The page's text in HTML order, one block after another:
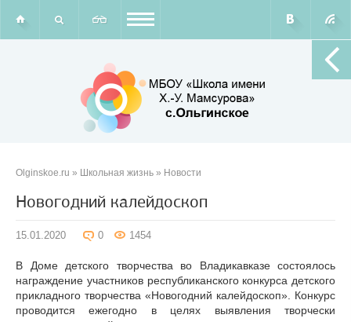
Olginskoe.ru » Школьная жизнь » Новости
Новогодний калейдоскоп
15.01.2020 0 1454
В Доме детского творчества во Владикавказе состоялось
награждение участников республиканского конкурса детского
прикладного творчества «Новогодний калейдоскоп». Конкурс
проводится ежегодно в целях выявления творчески